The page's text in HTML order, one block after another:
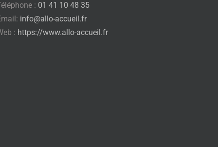
: 01 41 10 48 35
info@allo-accueil.fr
: https://www.allo-accueil.fr